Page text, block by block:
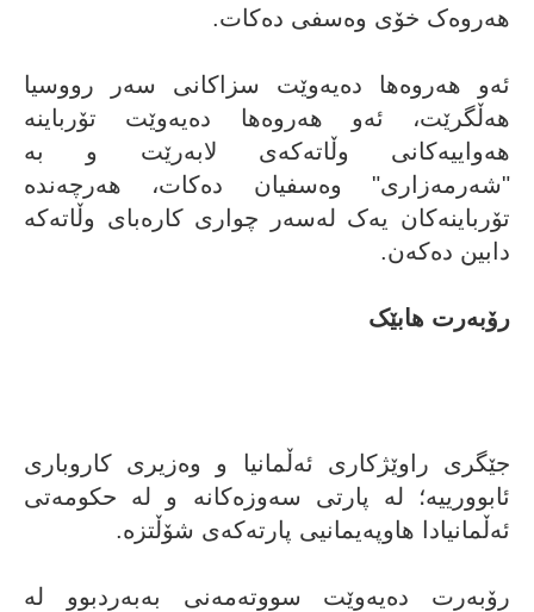
هەروەک خۆی وەسفی دەکات.
ئەو هەروەها دەیەوێت سزاکانی سەر رووسیا
هەڵگرێت، ئەو هەروەها دەیەوێت تۆرباینە
هەواییەکانی وڵاتەکەی لابەرێت و بە
"شەرمەزاری" وەسفیان دەکات، هەرچەندە
تۆرباینەکان یەک لەسەر چواری کارەبای وڵاتەکە
دابین دەکەن.
رۆبەرت هابێک
جێگری راوێژکاری ئەڵمانیا و وەزیری کاروباری
ئابوورییە؛ لە پارتی سەوزەکانە و لە حکومەتی
ئەڵمانیادا هاوپەیمانیی پارتەکەی شۆڵتزە.
رۆبەرت دەیەوێت سووتەمەنی بەبەردبوو لە